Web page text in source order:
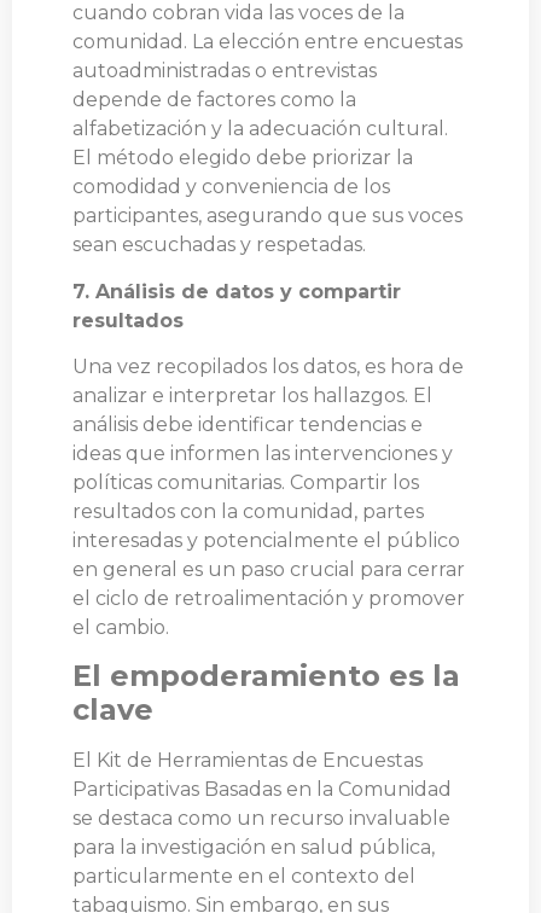
cuando cobran vida las voces de la
comunidad. La elección entre encuestas
autoadministradas o entrevistas
depende de factores como la
alfabetización y la adecuación cultural.
El método elegido debe priorizar la
comodidad y conveniencia de los
participantes, asegurando que sus voces
sean escuchadas y respetadas.
7. Análisis de datos y compartir
resultados
Una vez recopilados los datos, es hora de
analizar e interpretar los hallazgos. El
análisis debe identificar tendencias e
ideas que informen las intervenciones y
políticas comunitarias. Compartir los
resultados con la comunidad, partes
interesadas y potencialmente el público
en general es un paso crucial para cerrar
el ciclo de retroalimentación y promover
el cambio.
El empoderamiento es la
clave
El Kit de Herramientas de Encuestas
Participativas Basadas en la Comunidad
se destaca como un recurso invaluable
para la investigación en salud pública,
particularmente en el contexto del
tabaquismo. Sin embargo, en sus